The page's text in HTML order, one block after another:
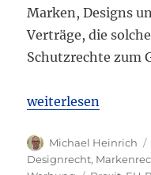
Marken, Designs
Verträge, die
Schutzrechte zum
„Der Brexit und
weiterlesen
Autor
Michael Heinrich
Designrecht,